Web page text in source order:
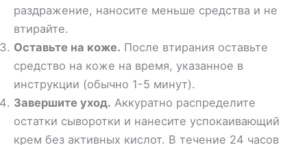
раздражение, наносите меньше средства и не
втирайте.
Оставьте на коже. После втирания оставьте
средство на коже на время, указанное в
инструкции (обычно 1-5 минут).
Завершите уход. Аккуратно распределите
остатки сыворотки и нанесите успокаивающий
крем без активных кислот. В течение 24 часов